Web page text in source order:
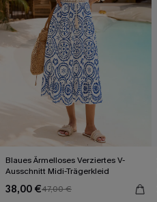
Blaues Ärmelloses Verziertes V-
Ausschnitt Midi-Trägerkleid
38,00 €47,00 €